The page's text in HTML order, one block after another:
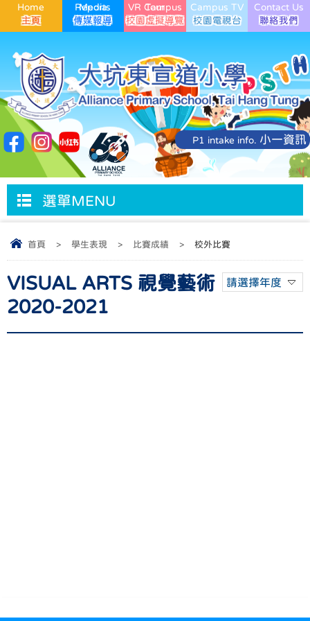
Home Media Reports VR Campus Tour Campus TV Contact Us
P1 intake info. 小一資訊
選單MENU
首頁 > 學生表現 > 比賽成績 > 校外比賽
請選擇年度
VISUAL ARTS 視覺藝術
2020-2021